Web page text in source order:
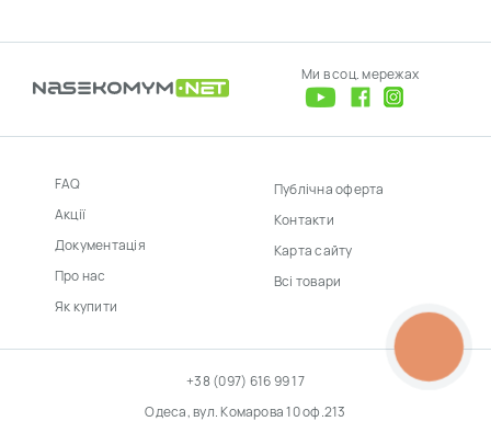
Ми в соц. мережах
FAQ
Акції
Документація
Про нас
Як купити
Публічна оферта
Контакти
Карта сайту
Всі товари
+38 (097) 616 99 17
Одеса, вул. Комарова 10 оф.213